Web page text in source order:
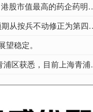
8月10日上午，港股市场开盘后，港股市值最高的药企药明康德盘中股价持续创历史新高，一度达到
联昌国际将其对印尼央行利率的预期从按兵不动修正为第四季度加息25个基点，这反映出与厄尔尼诺现象相关的食品供应受干扰和能源价格高企带来的通胀风险。联昌国际分析师表示，2026年通胀率可
稳定。
从上海青浦区获悉，目前上海青浦南门水位已达3.84米，超保证水